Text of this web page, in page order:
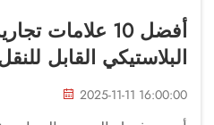
أفضل 10 علامات
البلاستيكي القابل
2025-11-11 16:00:00